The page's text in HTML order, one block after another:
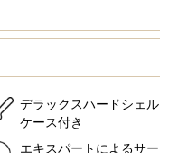
デラックスハードシェル
ケース付き
エキスパートによるサー